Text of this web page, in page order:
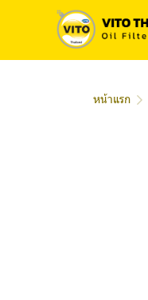
หน้าแรก